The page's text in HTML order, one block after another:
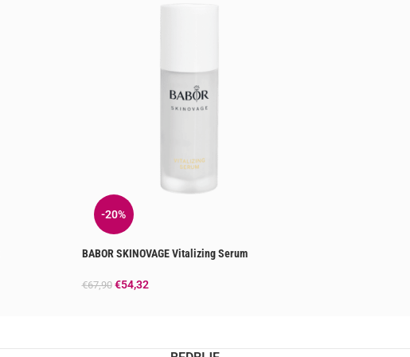
-20%
BABOR SKINOVAGE Vitalizing Serum
€67,90 €54,32